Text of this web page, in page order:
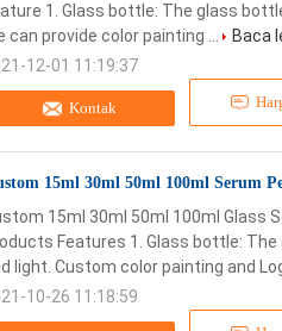
Kontak
1. Glass bottle: The glass
can provide color painting ...
Baca
12-01 11:19:37
15ml 30ml 50ml 100ml Serum
15ml 30ml 50ml 100ml Glass
Features 1. Glass bottle:
light. Custom color painting and
10-26 11:18:59